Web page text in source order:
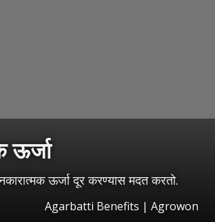
ऊर्जा
ऊर्जा दूर करण्यास मदत करतो.
Agarbatti Benefits | Agrowon